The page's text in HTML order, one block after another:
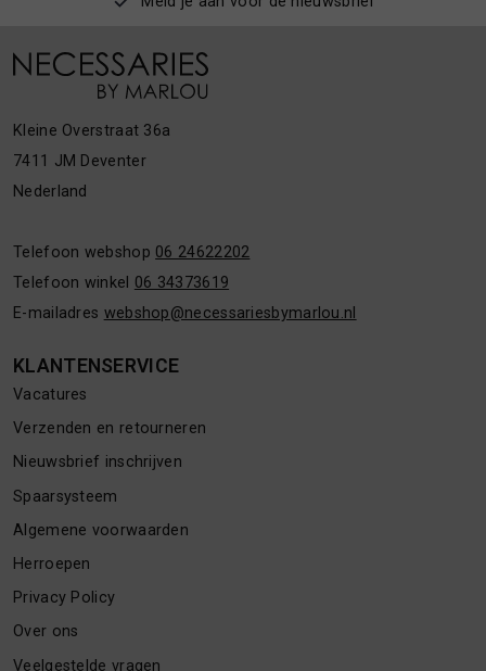
Kleine Overstraat 36a
7411 JM Deventer
Nederland
Telefoon webshop 06 24622202
Telefoon winkel 06 34373619
E-mailadres webshop@necessariesbymarlou.nl
KLANTENSERVICE
Vacatures
Verzenden en retourneren
Nieuwsbrief inschrijven
Spaarsysteem
Algemene voorwaarden
Herroepen
Privacy Policy
Over ons
Veelgestelde vragen